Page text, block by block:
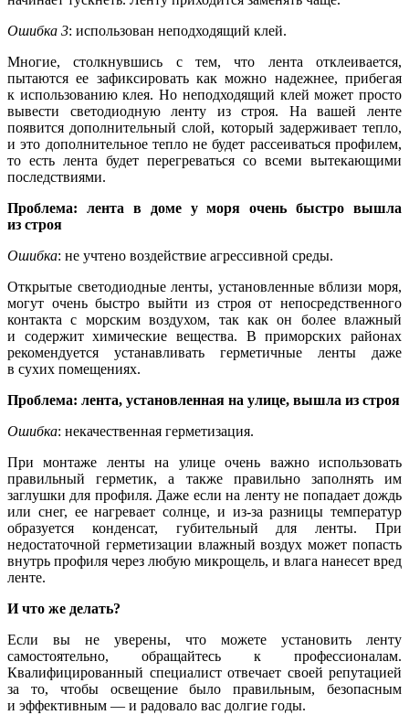
Ошибка 3: использован неподходящий клей.
Многие, столкнувшись с тем, что лента отклеивается,
пытаются ее зафиксировать как можно надежнее, прибегая
к использованию клея. Но неподходящий клей может просто
вывести светодиодную ленту из строя. На вашей ленте
появится дополнительный слой, который задерживает тепло,
и это дополнительное тепло не будет рассеиваться профилем,
то есть лента будет перегреваться со всеми вытекающими
последствиями.
Проблема: лента в доме у моря очень быстро вышла
из строя
Ошибка: не учтено воздействие агрессивной среды.
Открытые светодиодные ленты, установленные вблизи моря,
могут очень быстро выйти из строя от непосредственного
контакта с морским воздухом, так как он более влажный
и содержит химические вещества. В приморских районах
рекомендуется устанавливать герметичные ленты даже
в сухих помещениях.
Проблема: лента, установленная на улице, вышла из строя
Ошибка: некачественная герметизация.
При монтаже ленты на улице очень важно использовать
правильный герметик, а также правильно заполнять им
заглушки для профиля. Даже если на ленту не попадает дождь
или снег, ее нагревает солнце, и из-за разницы температур
образуется конденсат, губительный для ленты. При
недостаточной герметизации влажный воздух может попасть
внутрь профиля через любую микрощель, и влага нанесет вред
ленте.
И что же делать?
Если вы не уверены, что можете установить ленту
самостоятельно, обращайтесь к профессионалам.
Квалифицированный специалист отвечает своей репутацией
за то, чтобы освещение было правильным, безопасным
и эффективным — и радовало вас долгие годы.